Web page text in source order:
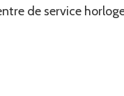
de service